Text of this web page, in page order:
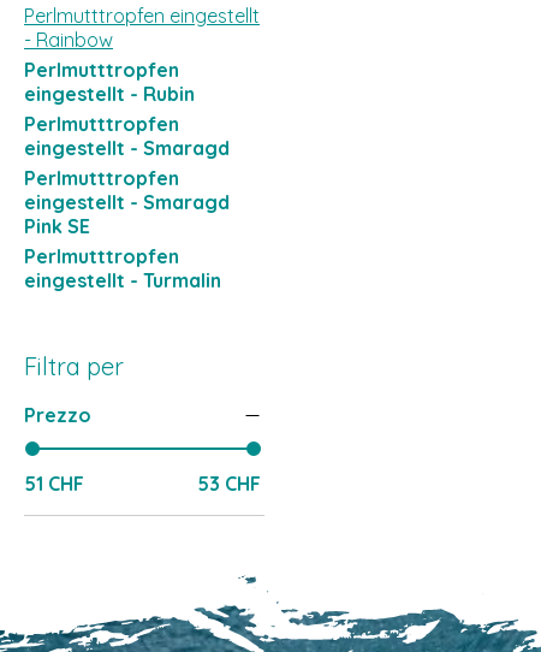
Perlmutttropfen eingestellt
- Rainbow
Perlmutttropfen
eingestellt - Rubin
Perlmutttropfen
eingestellt - Smaragd
Perlmutttropfen
eingestellt - Smaragd
Pink SE
Perlmutttropfen
eingestellt - Turmalin
Filtra per
Prezzo
51 CHF 53 CHF